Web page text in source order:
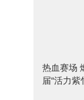
热血赛场
届“活力紫